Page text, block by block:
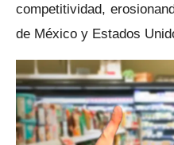
competitividad,
de México y Estados